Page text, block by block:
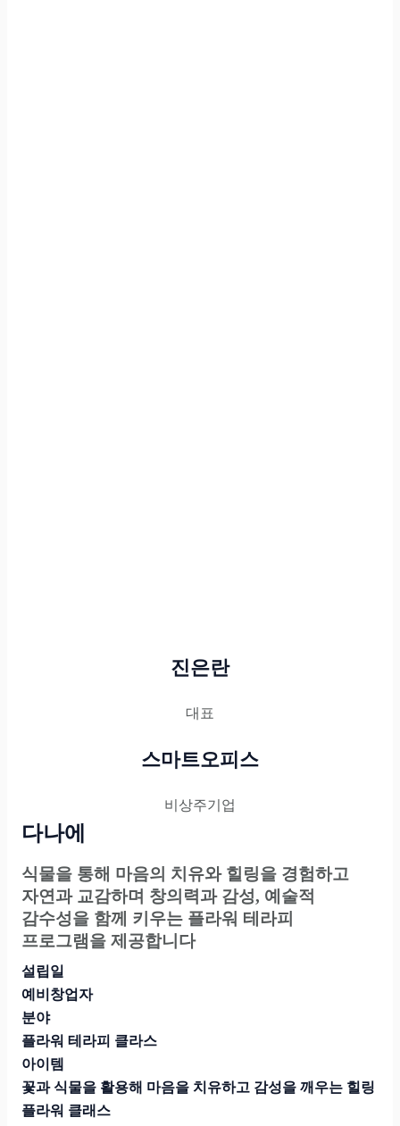
진은란
대표
스마트오피스
비상주기업
다나에
식물을 통해 마음의 치유와 힐링을 경험하고
자연과 교감하며 창의력과 감성, 예술적
감수성을 함께 키우는 플라워 테라피
프로그램을 제공합니다
설립일
예비창업자
분야
플라워 테라피 클라스
아이템
꽃과 식물을 활용해 마음을 치유하고 감성을 깨우는 힐링
플라워 클래스